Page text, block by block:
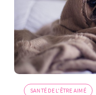
SANTÉ DE L'ÊTRE AIMÉ